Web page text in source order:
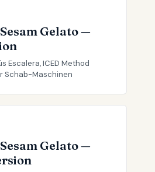
Gelato —
Escalera, ICED Method
Schab-Maschinen
Gelato —